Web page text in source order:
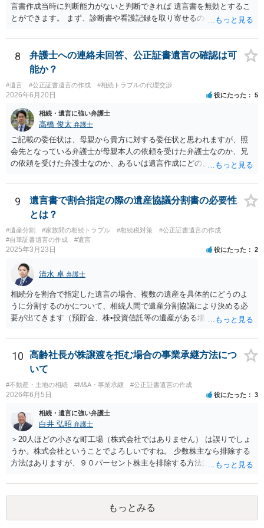
言書作成当時に判断能力がないと判断できれば 遺言書を無効とするこ
とができます。 まず、診断書や看護記録を取り寄せるのが重要となり
いと思います。
8
弁護士への連絡未回答、公正証書遺言の確認は可
能か？
#遺言 #公正証書遺言の作成 #相続トラブルの代理交渉
2026年6月20日 役にたった 5
相続・遺言に強い弁護士
髙橋 俊太 弁護士
ご記載の委任状は、母親から貴方に対する委任状と思われますが、照
会先となっている弁護士が母親本人の依頼を受けた弁護士なのか、兄
の依頼を受けた弁護士なのか、あるいは遺言作成にどのような立場で
と思われます。 仮に、その弁護士が母親本人から依頼を受けているの
であれば、母親本人に対する報告義務が問題となります。母親が貴方
に一任する旨を明確に伝えており、委任状の内容にも、弁護士との連
絡、進捗確認、公正証書遺言の作成有無や控えの確認等が含まれてい
るのであれば、貴方から進捗状況等の説明を求める余地はあります。
他方で、その弁護士が兄の依頼を受けた弁護士である場合には、兄の
況を報告する義務があるとは限りません。また、親族間で利害対立が
ある可能性がある場合、守秘義務や本人意思確認の観点から、委任状
があるとしても直ちに内容を開示しないこともあり得ます。 公正証書
遺言が作成済みである場合でも、生前にその存在や内容を誰に開示す
るかは、基本的には遺言者本人の意思による問題です。まずは、母親
無・内容について説明してよい」旨を明確に伝えてもらい、委任状の
写しを添付して、期限を区切って書面で回答を求めることが考えられ
ます。それでも回答がない場合には、母親本人の意思能力や真意、兄
による不当な関与の有無も含めて、別の弁護士に資料（遺言書案、委
任状、母親の発言内容、弁護士との連絡履歴、兄とのやり取り等）を
示して相談した方がよいように思います。
9
遺言書で割合指定の際の遺産協議分割書の必要性
とは？
#遺産分割 #家族間の相続トラブル #相続税対策
#公正証書遺言の作成
#自筆証書遺言の作成
#遺言
2025年3月23日 役にたった 2
清水 卓 弁護士
相続分を割合で指定した遺言の場合、複数の遺産を具体的にどうのよ
うに分割するのかについて、相続人間で遺産分割協議により決める必
要が出てきます（預貯金、株•投資信託等の遺産がある場合に、どの遺
投資信託は他の相続人にというような分け方をするのか等について
は、相続人間で遺産分割協議により決める必要があります）。
10
高齢社長が株譲渡を拒む場合の事業承継方法につ
いて
#不動産・土地の相続 #M&A・事業承継 #公正証書遺言の作成
2026年6月5日 役にたった 3
相続・遺言に強い弁護士
白井 弘昭 弁護士
＞20人ほどの小さな町工場（株式会社ではありません） は誤りでしょ
うか。株式会社ということでよろしいですね。 少数株主なら排除する
方法はありますが、９０パーセント株主を排除する方法は現実的にあ
るか、家族を説得して承継させるかしかないでしょう。 また、出資者
がいれば、全員で会社を辞めて新たな会社を立ち上げることも考えら
れます。 それか、しばらく我慢して、社長が没した後に相続人から承
継させるしかないように思えます。 私見ながらご参考まで。
もっとみる